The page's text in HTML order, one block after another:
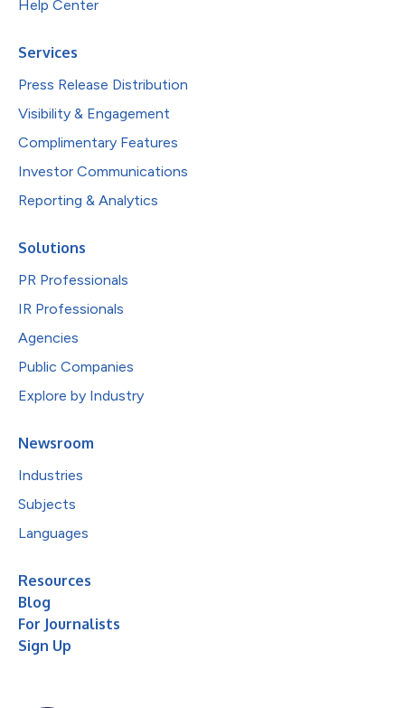
Help Center
Services
Press Release Distribution
Visibility & Engagement
Complimentary Features
Investor Communications
Reporting & Analytics
Solutions
PR Professionals
IR Professionals
Agencies
Public Companies
Explore by Industry
Newsroom
Industries
Subjects
Languages
Resources
Blog
For Journalists
Sign Up